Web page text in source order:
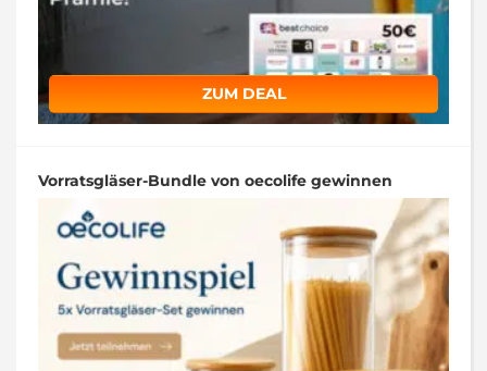
ZUM DEAL
Vorratsgläser-Bundle von oecolife gewinnen